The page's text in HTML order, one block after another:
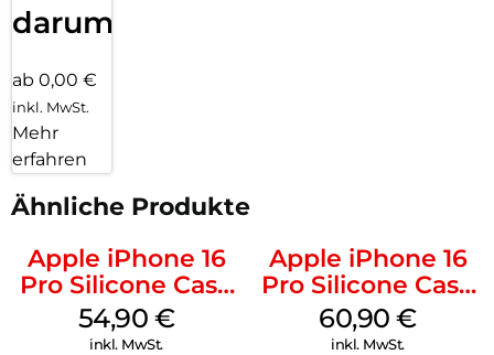
darum!
ab 0,00 €
inkl. MwSt.
Mehr
erfahren
Ähnliche Produkte
Apple iPhone 16
Pro Silicone Case
MagSafe Black
54,90 €
inkl. MwSt.
Apple iPhone 16
Pro Silicone Case
MagSafe Stone
Gray
60,90€
inkl. MwSt.